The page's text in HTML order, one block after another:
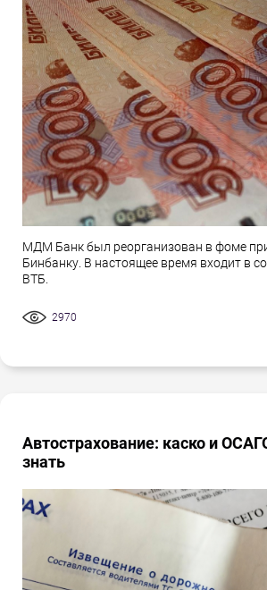
МДМ Банк был реорганизован в фоме
Бинбанку. В настоящее время входит в
ВТБ.
2970
Автострахование: каско и
знать